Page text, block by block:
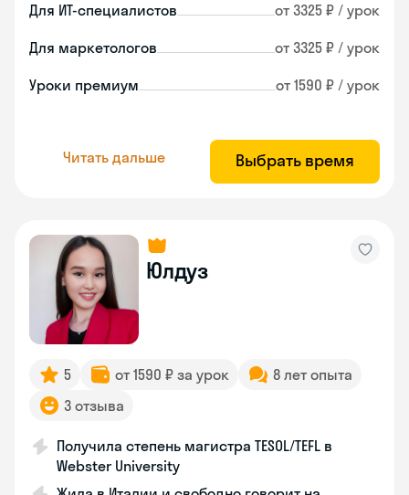
Для ИТ-специалистов от 3325 ₽ / урок
Для маркетологов от 3325 ₽ / урок
Уроки премиум от 1590 ₽ / урок
Читать дальше Выбрать время
Юлдуз
5 от 1590 ₽ за урок
8 лет опыта
3 отзыва
Получила степень магистра TESOL/TEFL в
Webster University